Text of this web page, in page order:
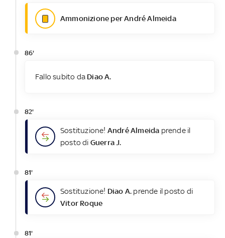
Ammonizione per André Almeida
86'
Fallo subito da Diao A.
82'
Sostituzione! André Almeida prende il
posto di Guerra J.
81'
Sostituzione! Diao A. prende il posto di
Vitor Roque
81'